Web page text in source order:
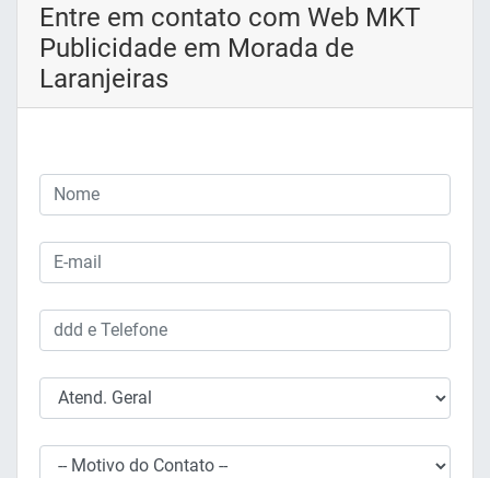
Entre em contato com Web MKT
Publicidade em Morada de
Laranjeiras